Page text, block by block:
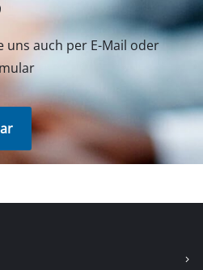
uns auch per E-Mail oder